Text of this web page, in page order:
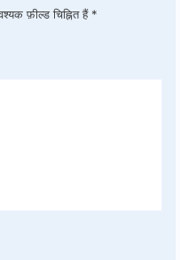
फ़ील्ड चिह्नित हैं *